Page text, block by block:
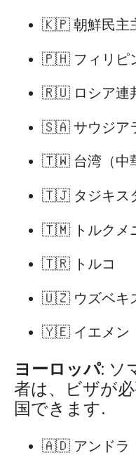
🇰🇵 朝鮮民主
🇵🇭 フィリピ
🇷🇺 ロシア連
🇸🇦 サウジア
🇹🇼 台湾（中
🇹🇯 タジキス
🇹🇲 トルクメ
🇹🇷 トルコ
🇺🇿 ウズベキ
🇾🇪 イエメン
ヨーロッパ: ソ
者は、ビザが
国できます.
🇦🇩 アンドラ